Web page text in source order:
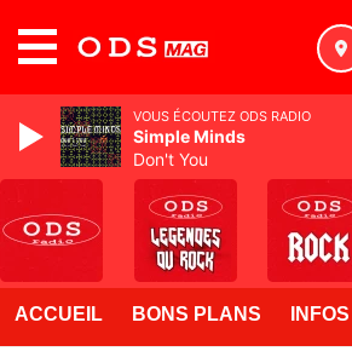
ACCUEIL BONS PLANS INFOS
VOUS ÉCOUTEZ ODS RADIO
Simple Minds
Don't You